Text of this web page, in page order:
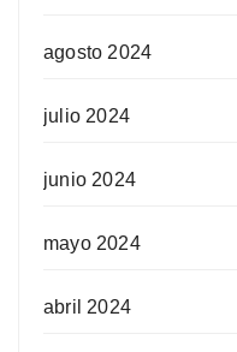
agosto 2024
julio 2024
junio 2024
mayo 2024
abril 2024